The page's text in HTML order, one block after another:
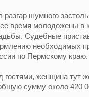
разгар шумного
время молодожены в
Судебные
необходимых
по Пермскому краю.
гостями, женщина тут
сумму около 420